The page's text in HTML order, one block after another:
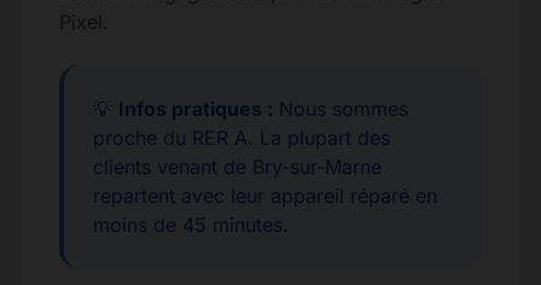
Pixel.
💡 Infos pratiques : Nous sommes
proche du RER A. La plupart des
clients venant de Bry-sur-Marne
repartent avec leur appareil réparé en
moins de 45 minutes.